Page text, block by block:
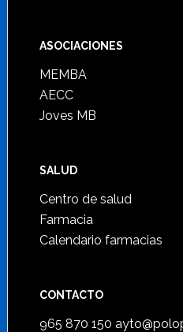
ASOCIACIONES
MEMBA
AECC
Joves MB
SALUD
Centro de salud
Farmacia
Calendario farmacias
CONTACTO
965 870 150